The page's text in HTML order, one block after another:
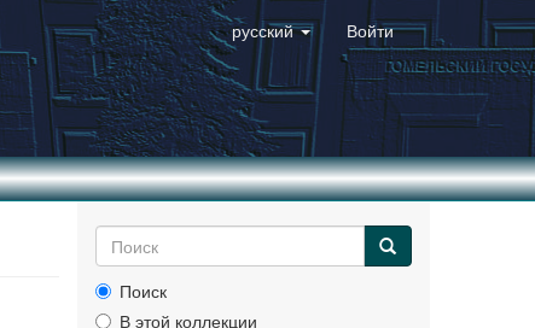
русский Войти
Поиск
В этой коллекции